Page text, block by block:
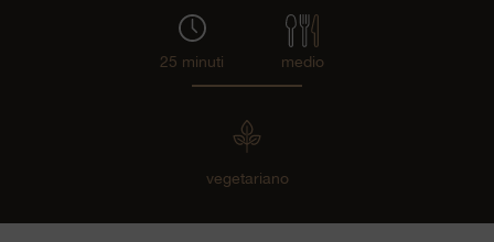
25 minuti medio
vegetariano